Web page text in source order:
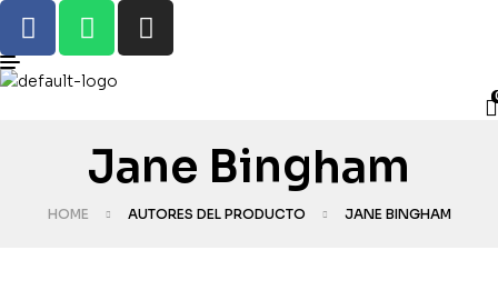
Jane Bingham
HOME AUTORES DEL PRODUCTO JANE BINGHAM